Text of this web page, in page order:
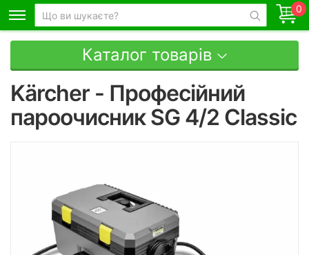
0
Каталог товарів
Kärcher - Професійний
пароочисник SG 4/2 Classic